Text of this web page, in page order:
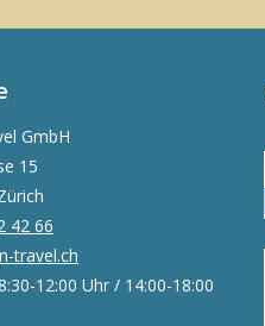
GmbH
15
42 66
travel.ch
12:00 Uhr / 14:00-18:00